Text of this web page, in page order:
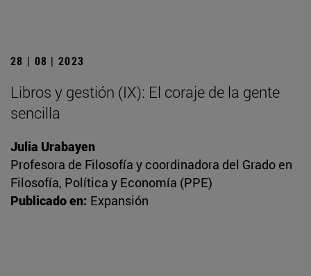
28 | 08 | 2023
Libros y gestión (IX): El coraje de la gente
sencilla
Julia Urabayen
Profesora de Filosofía y coordinadora del Grado en
Filosofía, Política y Economía (PPE)
Publicado en: Expansión